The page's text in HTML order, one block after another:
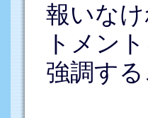
報いな
トメン
強調す